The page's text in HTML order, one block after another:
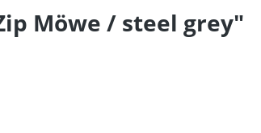
Möwe / steel grey"